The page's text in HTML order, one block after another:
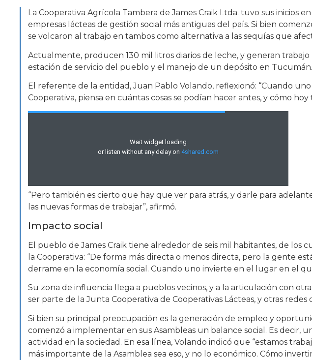
La Cooperativa Agrícola Tambera de James Craik Ltda. tuvo sus inicios
empresas lácteas de gestión social más antiguas del país. Si bien
se volcaron al trabajo en tambos como alternativa a las sequías que
Actualmente, producen 130 mil litros diarios de leche, y generan trabajo
estación de servicio del pueblo y el manejo de un depósito en Tucumán.
El referente de la entidad, Juan Pablo Volando, reflexionó: “Cuando
Cooperativa, piensa en cuántas cosas se podían hacer antes, y cómo
“Pero también es cierto que hay que ver para atrás, y darle para
las nuevas formas de trabajar”, afirmó.
Impacto social
El pueblo de James Craik tiene alrededor de seis mil habitantes, de los
la Cooperativa: “De forma más directa o menos directa, pero la gente
derrame en la economía social. Cuando uno invierte en el lugar en el
Su zona de influencia llega a pueblos vecinos, y a la articulación con
ser parte de la Junta Cooperativa de Cooperativas Lácteas, y otras redes
Si bien su principal preocupación es la generación de empleo y
comenzó a implementar en sus Asambleas un balance social. Es decir,
actividad en la sociedad. En esa línea, Volando indicó que “estamos
más importante de la Asamblea sea eso, y no lo económico. Cómo